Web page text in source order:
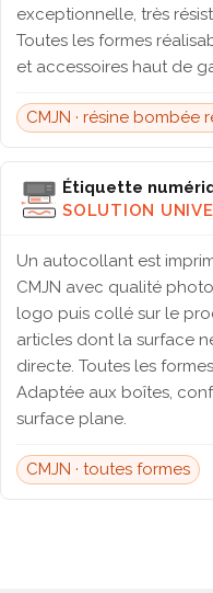
exceptionnelle, très
Toutes les formes
et accessoires haut de
CMJN · résine bombée
Étiquette
SOLUTION
Un autocollant est
CMJN avec qualité
logo puis collé sur le
articles dont la surface
directe. Toutes les
Adaptée aux boîtes,
surface plane.
CMJN · toutes formes